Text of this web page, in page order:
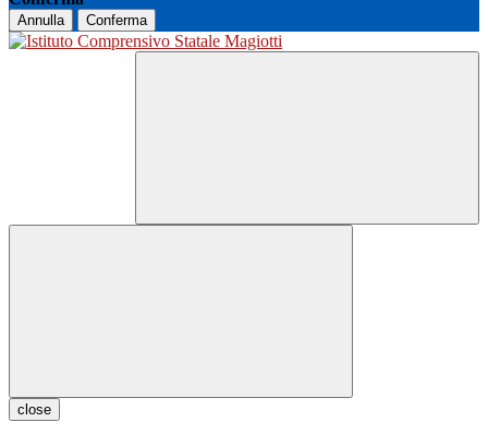
Annulla Conferma
close